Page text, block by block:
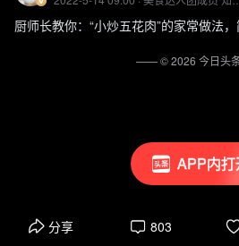
APP内打
厨师长教你：“小炒五花肉”的家常做法
分享 803
—— ©2026 今日头